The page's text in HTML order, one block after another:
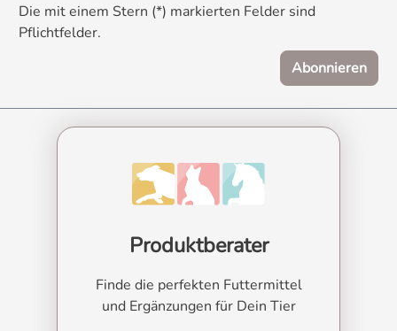
Die mit einem Stern (*) markierten Felder sind
Pflichtfelder.
Abonnieren
Produktberater
Finde die perfekten Futtermittel
und Ergänzungen für Dein Tier